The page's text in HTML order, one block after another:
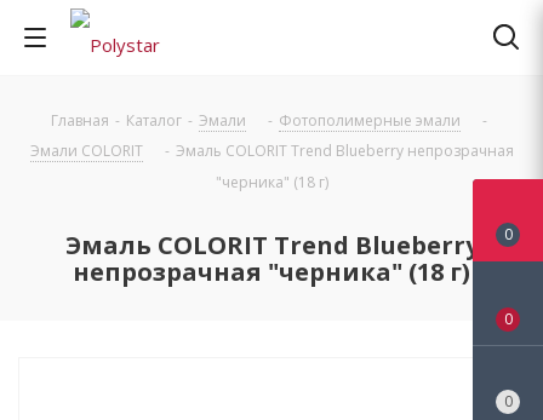
Главная - Каталог - Эмали - Фотополимерные эмали
-
Эмали COLORIT
- Эмаль COLORIT Trend Blueberry непрозрачная
"черника" (18 г)
Эмаль COLORIT Trend Blueberry
непрозрачная "черника" (18 г)
0
0
0